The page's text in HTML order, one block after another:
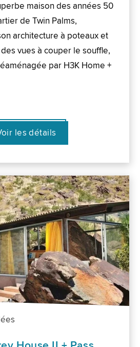
maison des années 50
de Twin Palms,
architecture à poteaux et
vues à couper le souffle,
par H3K Home +
les détails